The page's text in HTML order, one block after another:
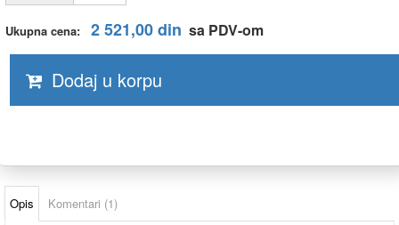
Ukupna cena: 2 521,00 din sa PDV-om
Dodaj u korpu
Opis Komentari (1)